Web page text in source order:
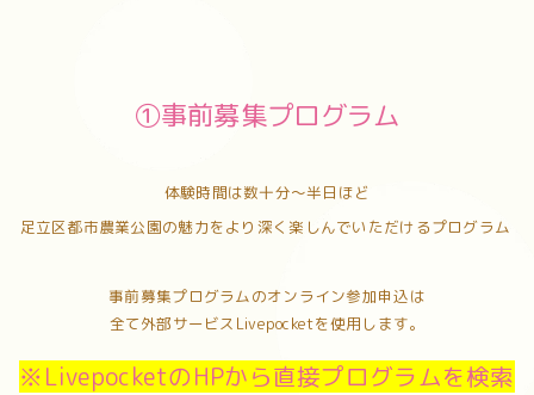
①事前募集プログラム
体験時間は数十分～半日ほど
足立区都市農業公園の魅力をより深く楽しんでいただけるプログラム
事前募集プログラムのオンライン参加申込は
全て外部サービスLivepocketを使用します。
※LivepocketのHPから直接プログラムを検索